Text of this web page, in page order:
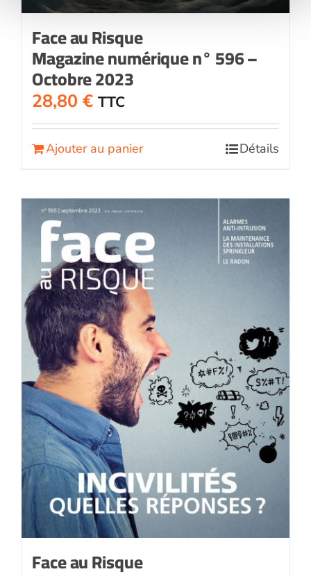
Face au Risque
Magazine numérique n° 596 –
Octobre 2023
28,80 € TTC
Ajouter au panier Détails
Face au Risque